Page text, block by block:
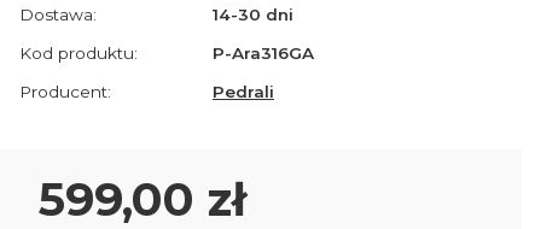
Dostawa:
14-30 dni
Kod produktu:
P-Ara316GA
Producent:
Pedrali
Cena
599,00 zł